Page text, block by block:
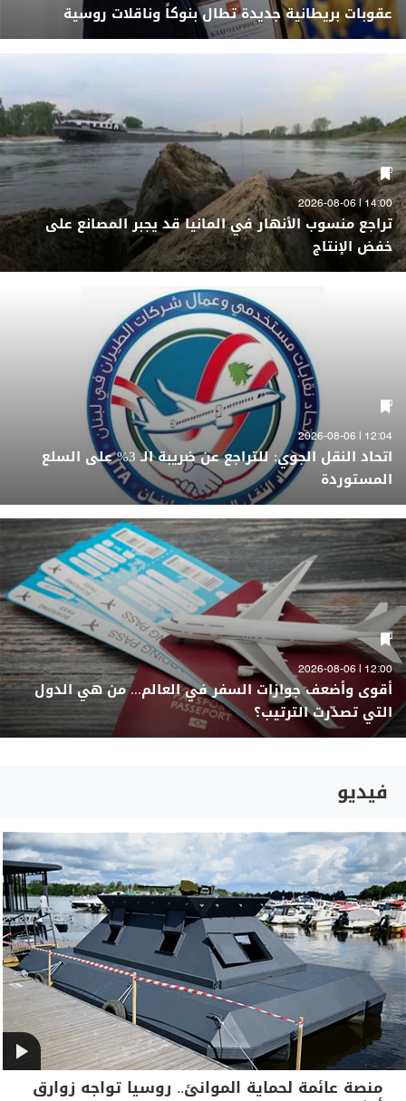
عقوبات بريطانية جديدة تطال بنوكاً وناقلات روسية
14:00 | 2026-08-06
تراجع منسوب الأنهار في المانيا قد يجبر المصانع على
خفض الإنتاج
12:04 | 2026-08-06
اتحاد النقل الجوي: للتراجع عن ضريبة الـ 3% على السلع
المستوردة
12:00 | 2026-08-06
أقوى وأضعف جوازات السفر في العالم... من هي الدول
التي تصدّرت الترتيب؟
فيديو
منصة عائمة لحماية الموانئ.. روسيا تواجه زوارق